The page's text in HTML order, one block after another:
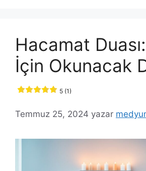
Hacamat
İçin Okunacak
5 (1)
Temmuz 25, 2024 yazar